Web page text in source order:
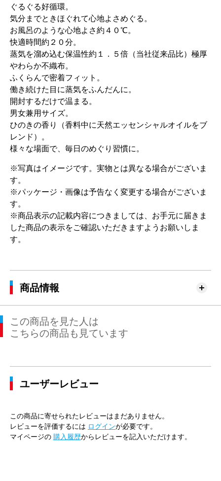
ぐるぐる好循環。
気分までときほぐれて心地よさめぐる。
お風呂のような心地よさ約４０℃。
快適時間約２０分。
蒸気を溜め込む保温性約１．５倍（当社従来品比）極厚
やわらか不織布。
ふくらんで密着フィット。
働き続けた目に蒸気をふんだんに。
開封するだけで温まる。
男女兼用サイズ。
ひのきの香り（香料中に天然エッセンシャルオイルをブ
レンド）。
様々な場面で、毎日のめぐり習慣に。
※写真はイメージです。実物とは異なる場合がございま
す。
※パッケージ・画像は予告なく変更する場合がございま
す。
※商品表示の記載内容につきましては、お手元に届きま
した商品の表示をご確認いただきますようお願いしま
す。
商品情報
この商品を見た人は
こちらの商品も見ています
ユーザーレビュー
この商品に寄せられたレビューはまだありません。
レビューを評価するには ログインが必要です。
マイページの 購入履歴からレビューを記入いただけます。